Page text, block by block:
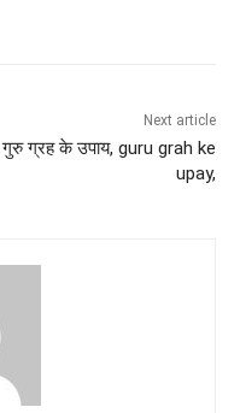
Next article
गुरु ग्रह के उपाय, guru grah ke
upay,